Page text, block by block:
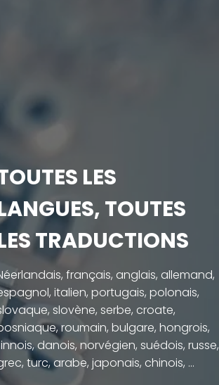
LES
TOUTES
TRADUCTIONS
français, anglais, allemand,
italien, portugais, polonais,
slovène, serbe, croate,
roumain, bulgare, hongrois,
danois, norvégien, suédois, russe,
turc, arabe, japonais, chinois, ...